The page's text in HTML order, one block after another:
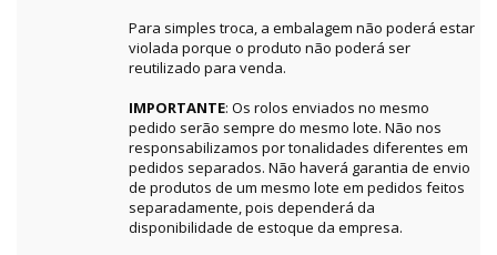
Para simples troca, a embalagem não poderá estar
violada porque o produto não poderá ser
reutilizado para venda.
IMPORTANTE: Os rolos enviados no mesmo
pedido serão sempre do mesmo lote. Não nos
responsabilizamos por tonalidades diferentes em
pedidos separados. Não haverá garantia de envio
de produtos de um mesmo lote em pedidos feitos
separadamente, pois dependerá da
disponibilidade de estoque da empresa.